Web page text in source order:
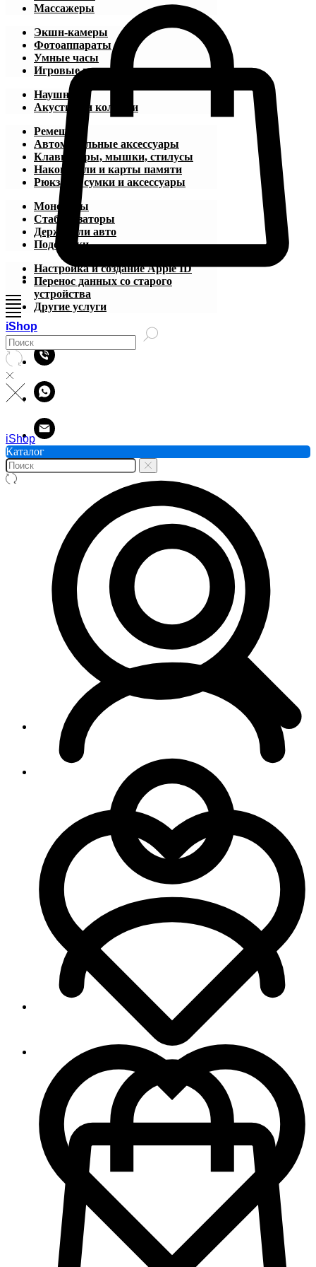
iShop
Массажеры
Экшн-камеры
Фотоаппараты
Умные часы
Игровые приставки
Наушники
Акустика и колонки
Ремешки
Автомобильные аксессуары
Клавиатуры, мышки, стилусы
Накопители и карты памяти
Рюкзаки, сумки и аксессуары
Моноподы
Стабилизаторы
Держатели авто
Подставки
Настройка и создание Apple ID
Перенос данных со старого
устройства
Другие услуги
iShop
Каталог